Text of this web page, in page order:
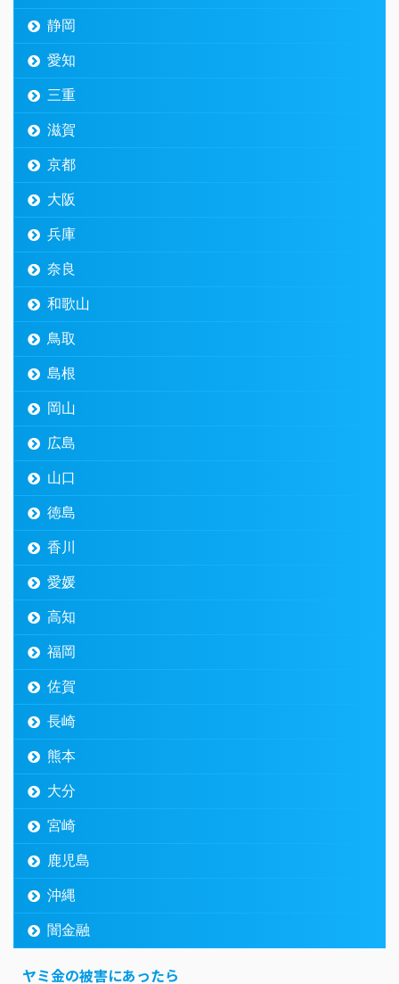
静岡
愛知
三重
滋賀
京都
大阪
兵庫
奈良
和歌山
鳥取
島根
岡山
広島
山口
徳島
香川
愛媛
高知
福岡
佐賀
長崎
熊本
大分
宮崎
鹿児島
沖縄
闇金融
ヤミ金の被害にあったら